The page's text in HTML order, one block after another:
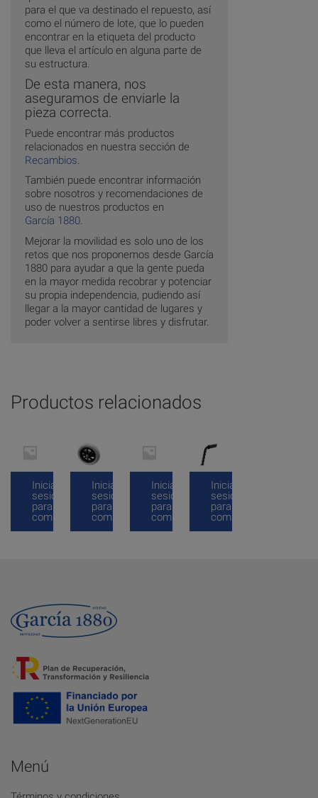
para el que va destinado el repuesto, así
como el número de lote, que lo pueden
encontrar en la etiqueta del producto
que lleva el artículo en alguna parte de
su estructura.
De esta manera, nos
aseguramos de enviarle la
pieza correcta.
Puede encontrar más productos
relacionados en nuestra sección de
Recambios
También puede encontrar información
sobre nosotros y recomendaciones de
uso de nuestros productos en
García 1880.
Mejorar la movilidad es solo uno de los
retos que nos proponemos desde García
1880 para ayudar a que la gente pueda
en la mayor medida recobrar y potenciar
su propia independencia, pudiendo así
llegar a la mayor cantidad de lugares y
poder volver a sentirse libres y disfrutar.
Productos relacionados
Inicia
sesión
para
comprar
Inicia
sesión
para
comprar
Inicia
sesión
para
comprar
Inicia
sesión
para
comprar
Menú